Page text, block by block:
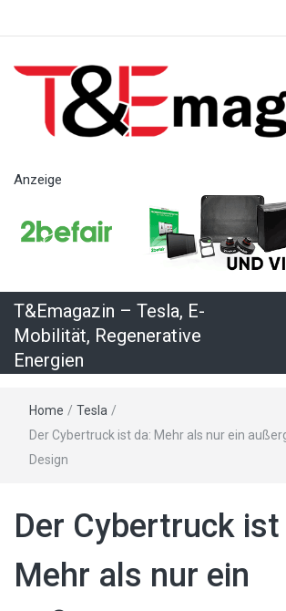
–
Anzeige
T&Emagazin – Tesla, E-
Mobilität, Regenerative
Energien
Home / Tesla /
Der Cybertruck ist da: Mehr als nur ein
Design
Der Cybertruck ist
Mehr als nur ein